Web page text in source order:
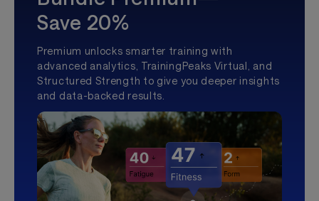
Save 20%
Premium unlocks smarter training with
advanced analytics, TrainingPeaks Virtual, and
Structured Strength to give you deeper insights
and data-backed results.